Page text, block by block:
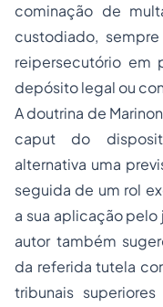
cominação de
custodiado,
reipersecutório em
depósito legal ou
A doutrina de
caput do
alternativa uma
seguida de um rol
a sua aplicação
autor também
da referida tutela
tribunais